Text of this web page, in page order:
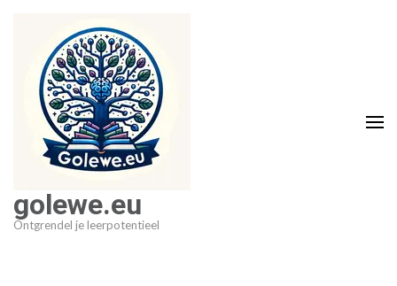
inhoud
golewe.eu
Ontgrendel je leerpotentieel